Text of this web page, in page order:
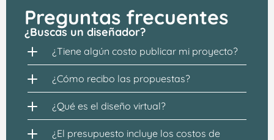
Preguntas frecuentes
¿Buscas un diseñador?
¿Tiene algún costo publicar mi proyecto?
¿Cómo recibo las propuestas?
¿Qué es el diseño virtual?
¿El presupuesto incluye los costos de